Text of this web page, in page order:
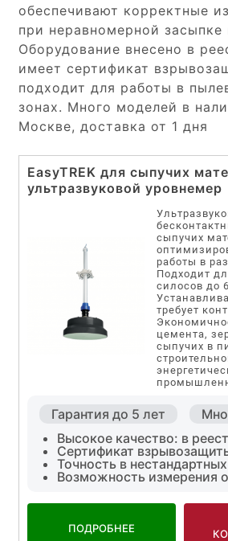
обеспечивают корректные
при неравномерной засыпке
Оборудование внесено в
имеет сертификат
подходит для работы в
зонах. Много моделей в
Москве, доставка от 1 дня
EasyTREK для сыпучих
ультразвуковой уровнемер
сыпучих
работы в
Подходит
силосов до
требует
цемента,
сыпучих в
Гарантия до 5 лет
Высокое качество: в
Сертификат
Точность в
Возможность измерения
ПОДРОБНЕЕ